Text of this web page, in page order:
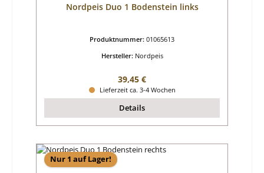
Nordpeis Duo 1 Bodenstein links
Produktnummer: 01065613
Hersteller: Nordpeis
Regulärer Preis:
39,45 €
Lieferzeit ca. 3-4 Wochen
Details
Nur 1 auf Lager!